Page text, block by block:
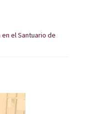
en el Santuario de